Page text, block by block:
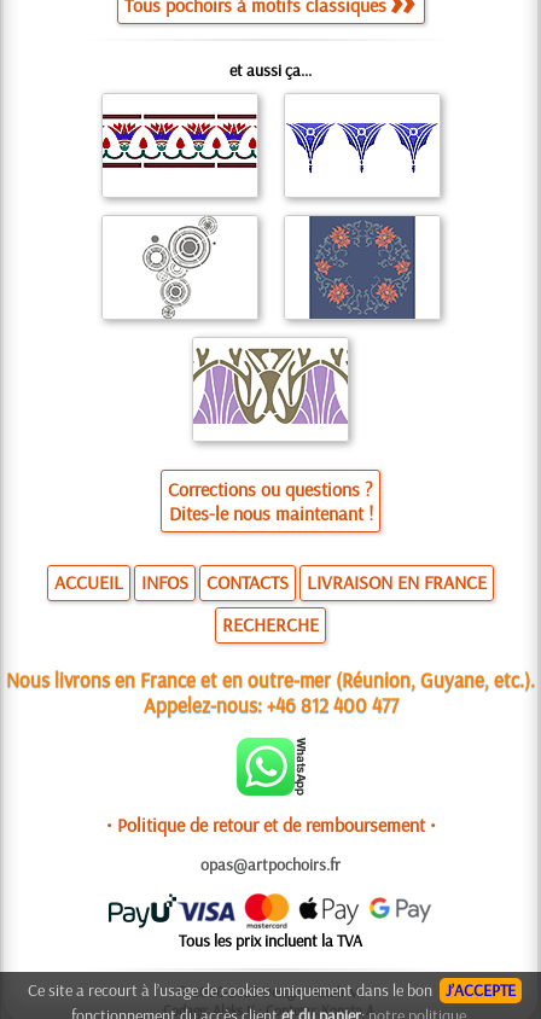
Tous pochoirs à motifs classiques
et aussi ça...
Corrections ou questions ?
Dites-le nous maintenant !
ACCUEIL INFOS CONTACTS
LIVRAISON EN FRANCE
RECHERCHE
Nous livrons en France et en outre-mer (Réunion, Guyane, etc.).
Appelez-nous:+46 812 400 477
• Politique de retour et de remboursement •
opas@artpochoirs.fr
Tous les prix incluent la TVA
© 2006-2025 Design: Natali M.
Codage: Aleks K.; Contenu: Konsta A.
J’ACCEPTE
Ce site a recourt à l’usage de cookies uniquement dans le bon